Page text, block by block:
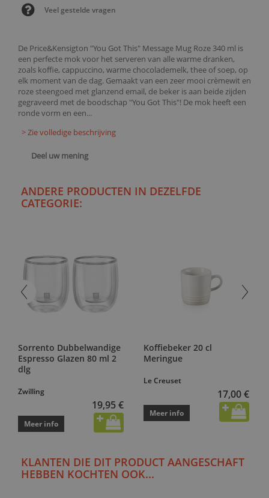
De Price&Kensigton "You Got This" Message Mug Roze 340 ml is
een perfecte mok voor het serveren van alle warme dranken,
zoals koffie, cappuccino, warme chocolademelk, thee of soep, op
elk moment van de dag. Gemaakt van een zeer mooi crèmewit en
roze steengoed met glanzend email, de beker is aan beide zijden
gegraveerd met de boodschap "You Got This"! De mok heeft een
ronde vorm en een...
> Zie volledige beschrijving
Deel uw mening
Veel gestelde vragen
ANDERE PRODUCTEN IN DEZELFDE
CATEGORIE:
Sorrento Dubbelwandige
Espresso Glazen 80 ml 2
dlg
Zwilling
19,95 €
Meer info
Koffiebeker 20 cl
Meringue
Le Creuset
17,00 €
Meer info
KLANTEN DIE DIT PRODUCT AANGESCHAFT
HEBBEN KOCHTEN OOK...